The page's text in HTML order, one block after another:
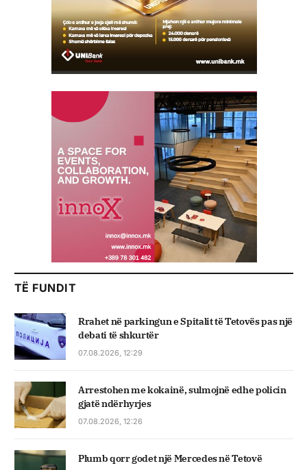
TË FUNDIT
Rrahet në parkingun e Spitalit të Tetovës pas një
debati të shkurtër
07.08.2026, 12:29
Arrestohen me kokainë, sulmojnë edhe policin
gjatë ndërhyrjes
07.08.2026, 12:26
Plumb qorr godet një Mercedes në Tetovë